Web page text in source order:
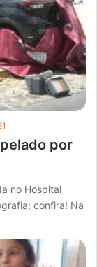
por
no Hospital
confira! Na